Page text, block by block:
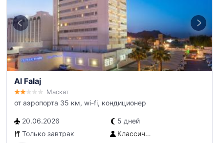
Al Falaj
Маскат
от аэропорта 35 км, wi-fi, кондиционер
20.06.2026
5 дней
Только завтрак
Классический номер